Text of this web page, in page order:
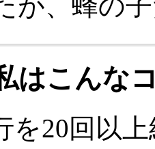
が、蜂の
はこんな
を20回以